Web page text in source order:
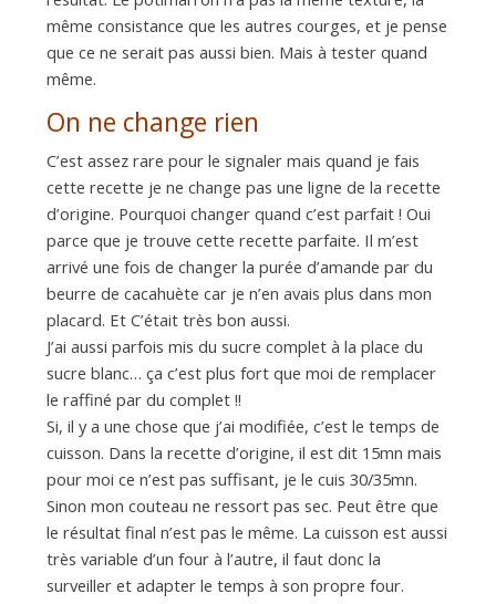
même consistance que les autres courges, et je pense
que ce ne serait pas aussi bien. Mais à tester quand
même.
On ne change rien
C’est assez rare pour le signaler mais quand je fais
cette recette je ne change pas une ligne de la recette
d’origine. Pourquoi changer quand c’est parfait ! Oui
parce que je trouve cette recette parfaite. Il m’est
arrivé une fois de changer la purée d’amande par du
beurre de cacahuète car je n’en avais plus dans mon
placard. Et C’était très bon aussi.
J’ai aussi parfois mis du sucre complet à la place du
sucre blanc… ça c’est plus fort que moi de remplacer
le raffiné par du complet !!
Si, il y a une chose que j’ai modifiée, c’est le temps de
cuisson. Dans la recette d’origine, il est dit 15mn mais
pour moi ce n’est pas suffisant, je le cuis 30/35mn.
Sinon mon couteau ne ressort pas sec. Peut être que
le résultat final n’est pas le même. La cuisson est aussi
très variable d’un four à l’autre, il faut donc la
surveiller et adapter le temps à son propre four.